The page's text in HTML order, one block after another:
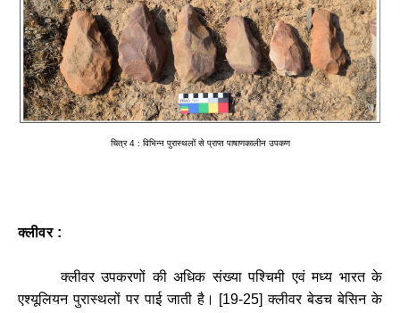
चित्र 4 : विभिन्न पुरास्थलों से प्राप्त पाषाणकालीन उपकण
क्लीवर :
क्लीवर उपकरणों की अधिक संख्या पश्चिमी एवं मध्य भारत के
एश्यूलियन पुरास्थलों पर पाई जाती है। [19-25]क्लीवर बेडच बेसिन के